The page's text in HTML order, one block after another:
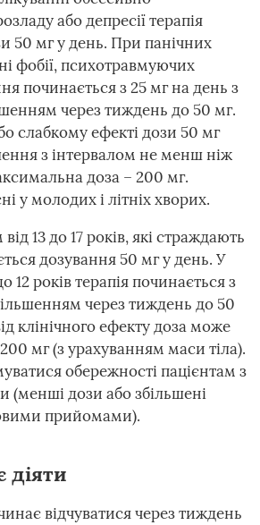
або депресії терапія
50 мг у день. При панічних
фобії, психотравмуючих
починається з 25 мг на день з
через тиждень до 50 мг.
слабкому ефекті дози 50 мг
з інтервалом не менш ніж
доза – 200 мг.
у молодих і літніх хворих.
13 до 17 років, які страждають
дозування 50 мг у день. У
12 років терапія починається з
через тиждень до 50
клінічного ефекту доза може
мг (з урахуванням маси тіла).
обережності пацієнтам з
(менші дози або збільшені
прийомами).
діяти
відчуватися через тиждень